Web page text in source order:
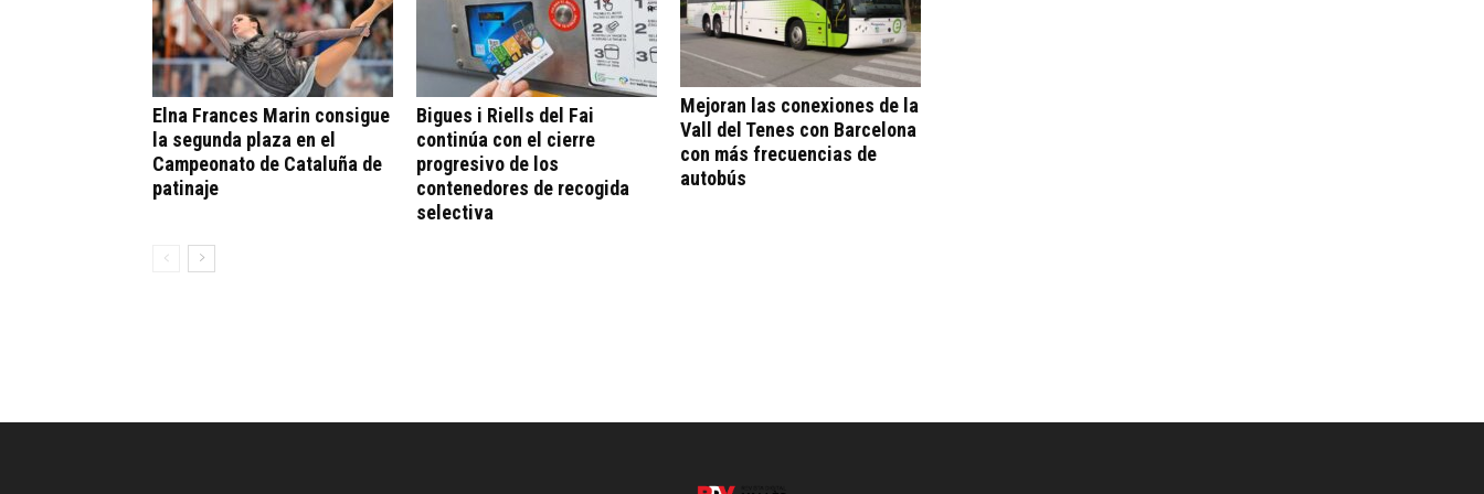
Elna Frances Marin consigue
la segunda plaza en el
Campeonato de Cataluña de
patinaje
Bigues i Riells del Fai
continúa con el cierre
progresivo de los
contenedores de recogida
selectiva
Mejoran las conexiones de la
Vall del Tenes con Barcelona
con más frecuencias de
autobús